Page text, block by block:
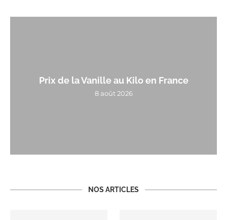
Prix de la Vanille au Kilo en France
8 août 2026
NOS ARTICLES